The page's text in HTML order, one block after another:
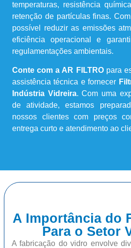
temperaturas, resistência
retenção de partículas finas.
possível reduzir as emissões
eficiência operacional e
regulamentações ambientais.
Conte com a AR FILTROpara
assistência técnica e fornecer
Indústria Vidreira. Com uma
de atividade, estamos
nossos clientes com preços
entrega curto e atendimento ao
A Importância do
Para o Setor
A fabricação do vidro envolve